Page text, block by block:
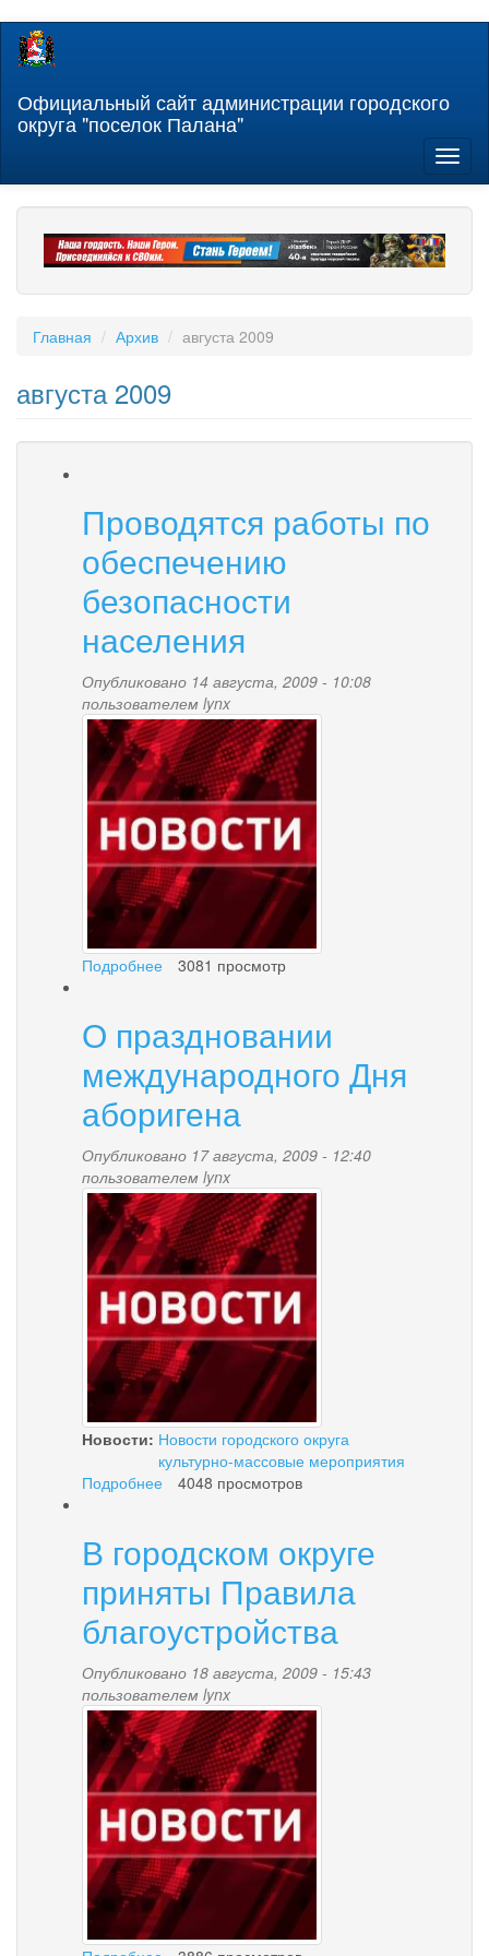
Перейти
содержанию
Официальный сайт администрации городского
округа "поселок Палана"
Главная Архив августа 2009
августа 2009
Проводятся работы по
обеспечению
безопасности
населения
Опубликовано 14 августа, 2009 - 10:08
пользователем lynx
news-
palana.jpg
Подробнее
по
обеспечению
безопасности
населения
3081 просмотр
О праздновании
международного Дня
аборигена
Опубликовано 17 августа, 2009 - 12:40
пользователем lynx
news-
palana.jpg
Новости: Новости городского округа
культурно-массовые мероприятия
Подробнее
международного
Дня
аборигена
4048 просмотров
В городском округе
приняты Правила
благоустройства
Опубликовано 18 августа, 2009 - 15:43
пользователем lynx
news-
palana.jpg